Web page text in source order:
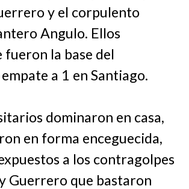
y el corpulento
Angulo. Ellos
fueron la base del
a 1 en Santiago.
dominaron en casa,
en forma enceguecida,
a los contragolpes
Guerrero que bastaron